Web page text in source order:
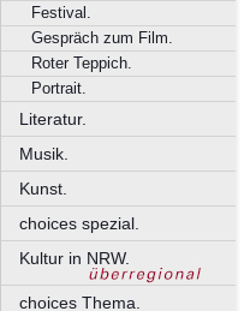
Festival.
Gespräch zum Film.
Roter Teppich.
Portrait.
Literatur.
Musik.
Kunst.
choices spezial.
Kultur in NRW.
choices Thema.